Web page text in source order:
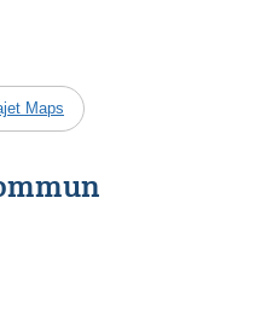
Maps